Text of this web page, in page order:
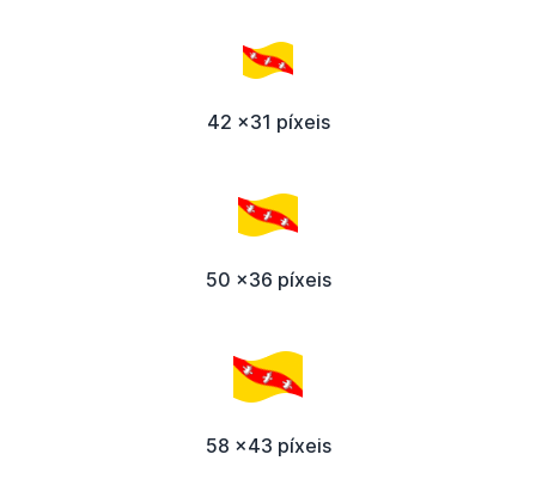
42 x31 píxeis
50 x36 píxeis
58 x43 píxeis